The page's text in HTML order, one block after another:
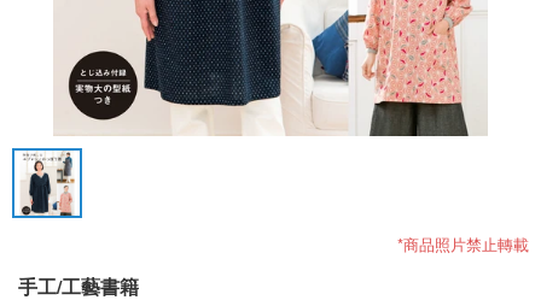
*商品照片禁止轉載
手工/工藝書籍